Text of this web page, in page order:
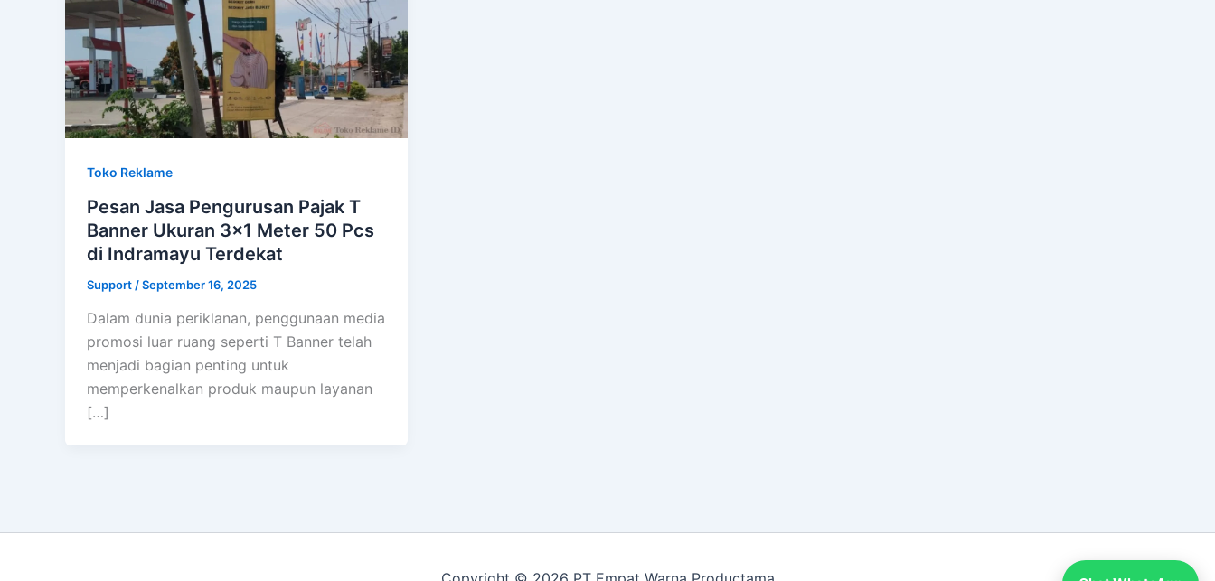
Toko Reklame
Pesan Jasa Pengurusan Pajak T
Banner Ukuran 3×1 Meter 50 Pcs
di Indramayu Terdekat
Support /September 16, 2025
Dalam dunia periklanan, penggunaan media
promosi luar ruang seperti T Banner telah
menjadi bagian penting untuk
memperkenalkan produk maupun layanan
[…]